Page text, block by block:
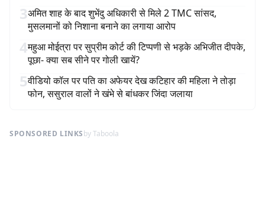
3अमित शाह के बाद शुभेंदु अधिकारी से मिले 2 TMC सांसद,
मुसलमानों को निशाना बनाने का लगाया आरोप
4महुआ मोईत्रा पर सुप्रीम कोर्ट की टिप्पणी से भड़के अभिजीत दीपके,
पूछा- क्या सब सीने पर गोली खायें?
5वीडियो कॉल पर पति का अफेयर देख कटिहार की महिला ने तोड़ा
फोन, ससुराल वालों ने खंभे से बांधकर जिंदा जलाया
SPONSORED LINKSby Taboola